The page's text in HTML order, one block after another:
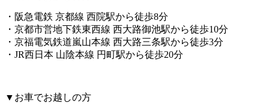
・阪急電鉄 京都線 西院駅から徒歩8分
・京都市営地下鉄東西線 西大路御池駅から徒歩10分
・京福電気鉄道嵐山本線 西大路三条駅から徒歩3分
・JR西日本 山陰本線 円町駅から徒歩20分
▼お車でお越しの方